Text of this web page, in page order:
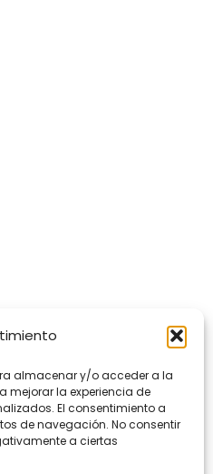
almacenar y/o acceder a la
mejorar la experiencia de
El consentimiento a
de navegación. No consentir
a ciertas